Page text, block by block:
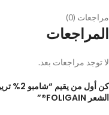
مراجعات (0)
المراجعات
لا توجد مراجعات بعد.
الشعر FOLIGAIN®”